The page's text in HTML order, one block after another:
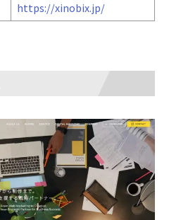
https://xinobix.jp/